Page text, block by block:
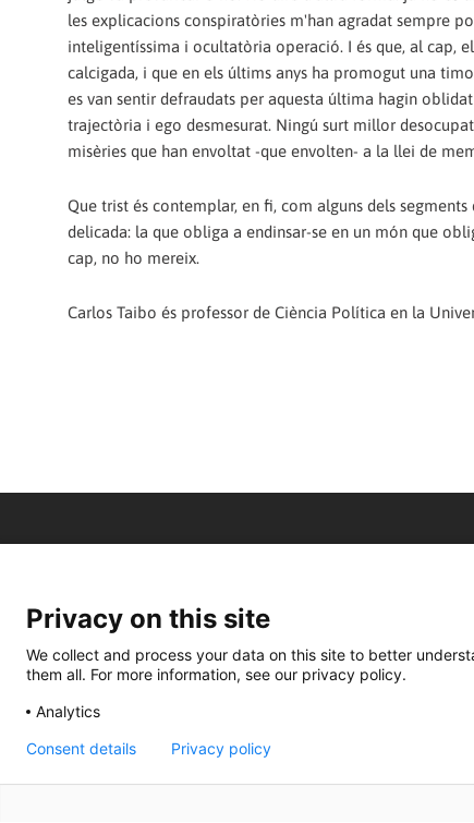
les explicacions conspiratòries m'han agradat sempre
inteligentíssima i ocultatòria operació. I és que, al cap,
calcigada, i que en els últims anys ha promogut una
es van sentir defraudats per aquesta última hagin
trajectòria i ego desmesurat. Ningú surt millor
misèries que han envoltat -que envolten- a la llei de
Que trist és contemplar, en fi, com alguns dels
delicada: la que obliga a endinsar-se en un món que
cap, no ho mereix.
Carlos Taibo és professor de Ciència Política en la
Privacy on this site
We collect and process your data on this site to better
them all. For more information, see our privacy policy.
Analytics
Consent details Privacy policy